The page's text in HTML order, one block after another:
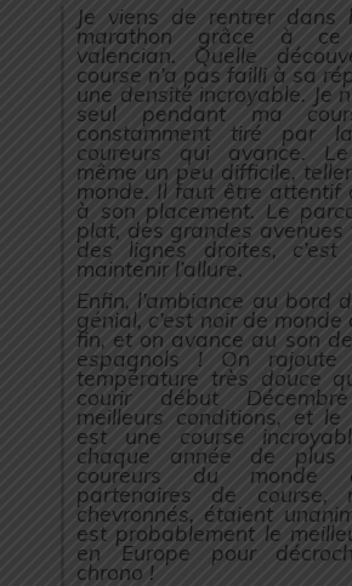
Je viens de rentrer dans
marathon grâce à
valencian. Quelle
course n’a pas failli à sa
une densité incroyable. Je
seul pendant ma
constamment tiré par
coureurs qui avance.
même un peu difficile,
monde. Il faut être attentif
à son placement. Le
plat, des grandes
des lignes droites,
maintenir l’allure.
Enfin, l’ambiance au bord
génial, c’est noir de
fin, et on avance au son
espagnols ! On
température très douce
courir début
meilleurs conditions, et
est une course
chaque année de
coureurs du monde
partenaires de course,
chevronnés, étaient
est probablement le
en Europe pour
chrono !